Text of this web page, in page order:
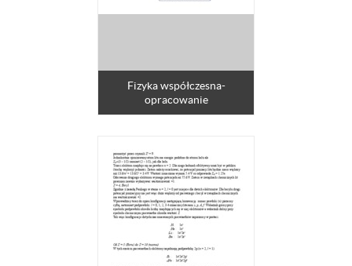
Fizyka współczesna-
opracowanie